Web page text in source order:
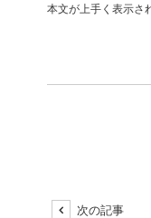
本文が上手く表示さ
次の記事